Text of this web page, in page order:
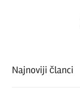
Najnoviji članci